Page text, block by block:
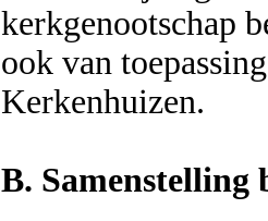
kerkgenootschap
ook van
Kerkenhuizen.
B. Samenstelling